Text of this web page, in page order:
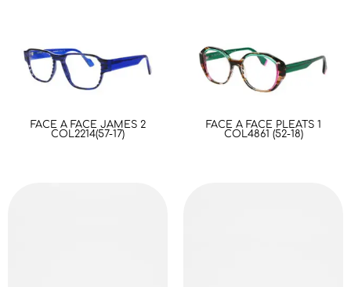
FACE A FACE JAMES 2
COL2214(57-17)
FACE A FACE PLEATS 1
COL4861 (52-18)